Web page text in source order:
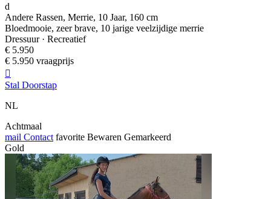
d
Andere Rassen, Merrie, 10 Jaar, 160 cm
Bloedmooie, zeer brave, 10 jarige veelzijdige merrie
Dressuur · Recreatief
€ 5.950
€ 5.950 vraagprijs

Stal Doorstap
NL
Achtmaal
mail Contact favorite Bewaren Gemarkeerd
Gold